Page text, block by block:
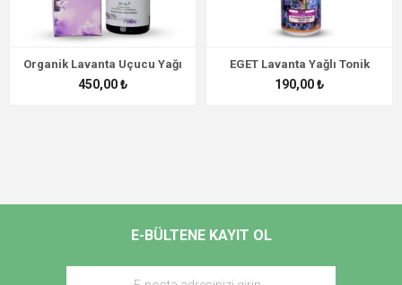
Organik Lavanta Uçucu Yağı
450,00 ₺
EGET Lavanta Yağlı Tonik
190,00 ₺
E-BÜLTENE KAYIT OL